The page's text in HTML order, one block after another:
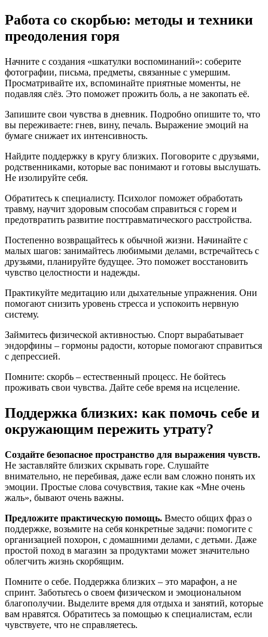
Работа со скорбью: методы и техники
преодоления горя
Начните с создания «шкатулки воспоминаний»: соберите
фотографии, письма, предметы, связанные с умершим.
Просматривайте их, вспоминайте приятные моменты, не
подавляя слёз. Это поможет прожить боль, а не закопать её.
Запишите свои чувства в дневник. Подробно опишите то, что
вы переживаете: гнев, вину, печаль. Выражение эмоций на
бумаге снижает их интенсивность.
Найдите поддержку в кругу близких. Поговорите с друзьями,
родственниками, которые вас понимают и готовы выслушать.
Не изолируйте себя.
Обратитесь к специалисту. Психолог поможет обработать
травму, научит здоровым способам справиться с горем и
предотвратить развитие посттравматического расстройства.
Постепенно возвращайтесь к обычной жизни. Начинайте с
малых шагов: занимайтесь любимыми делами, встречайтесь с
друзьями, планируйте будущее. Это поможет восстановить
чувство целостности и надежды.
Практикуйте медитацию или дыхательные упражнения. Они
помогают снизить уровень стресса и успокоить нервную
систему.
Займитесь физической активностью. Спорт вырабатывает
эндорфины – гормоны радости, которые помогают справиться
с депрессией.
Помните: скорбь – естественный процесс. Не бойтесь
проживать свои чувства. Дайте себе время на исцеление.
Поддержка близких: как помочь себе и
окружающим пережить утрату?
Создайте безопасное пространство для выражения чувств.
Не заставляйте близких скрывать горе. Слушайте
внимательно, не перебивая, даже если вам сложно понять их
эмоции. Простые слова сочувствия, такие как «Мне очень
жаль», бывают очень важны.
Предложите практическую помощь. Вместо общих фраз о
поддержке, возьмите на себя конкретные задачи: помогите с
организацией похорон, с домашними делами, с детьми. Даже
простой поход в магазин за продуктами может значительно
облегчить жизнь скорбящим.
Помните о себе. Поддержка близких – это марафон, а не
спринт. Заботьтесь о своем физическом и эмоциональном
благополучии. Выделите время для отдыха и занятий, которые
вам нравятся. Обратитесь за помощью к специалистам, если
чувствуете, что не справляетесь.